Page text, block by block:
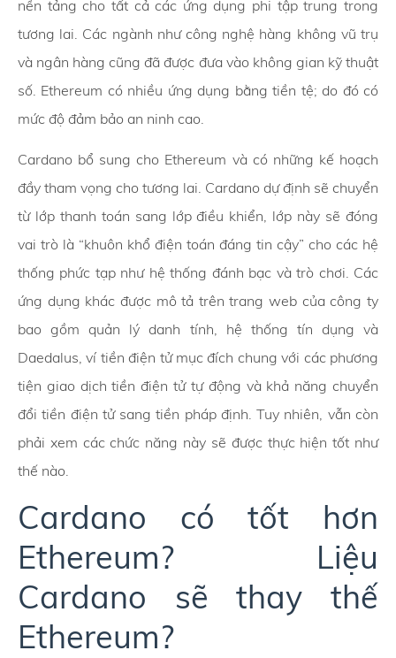
nền tảng cho tất cả các ứng dụng phi tập trung trong
tương lai. Các ngành như công nghệ hàng không vũ trụ
và ngân hàng cũng đã được đưa vào không gian kỹ thuật
số. Ethereum có nhiều ứng dụng bằng tiền tệ; do đó có
mức độ đảm bảo an ninh cao.
Cardano bổ sung cho Ethereum và có những kế hoạch
đầy tham vọng cho tương lai. Cardano dự định sẽ chuyển
từ lớp thanh toán sang lớp điều khiển, lớp này sẽ đóng
vai trò là “khuôn khổ điện toán đáng tin cậy” cho các hệ
thống phức tạp như hệ thống đánh bạc và trò chơi. Các
ứng dụng khác được mô tả trên trang web của công ty
bao gồm quản lý danh tính, hệ thống tín dụng và
Daedalus, ví tiền điện tử mục đích chung với các phương
tiện giao dịch tiền điện tử tự động và khả năng chuyển
đổi tiền điện tử sang tiền pháp định. Tuy nhiên, vẫn còn
phải xem các chức năng này sẽ được thực hiện tốt như
thế nào.
Cardano có tốt hơn
Ethereum? Liệu
Cardano sẽ thay thế
Ethereum?